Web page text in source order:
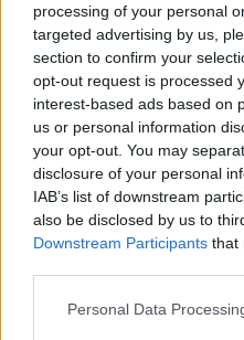
processing of your personal
targeted advertising by us,
section to confirm your
opt-out request is processed
interest-based ads based on
us or personal information
your opt-out. You may
disclosure of your personal
IAB’s list of downstream
also be disclosed by us to
Downstream Participants that
Personal Data
Zakończyła się
2017 - Mistrzostw
przez kilka dni
finale zawodów
DiNG, które w składzie
Peschke. Niestety
musiała uznać wyższość
Tym samym